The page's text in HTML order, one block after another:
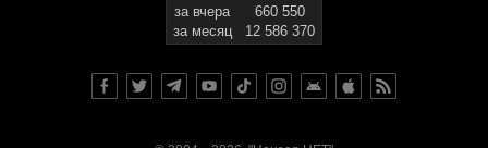
за вчера
660 550
за месяц
12 586 370